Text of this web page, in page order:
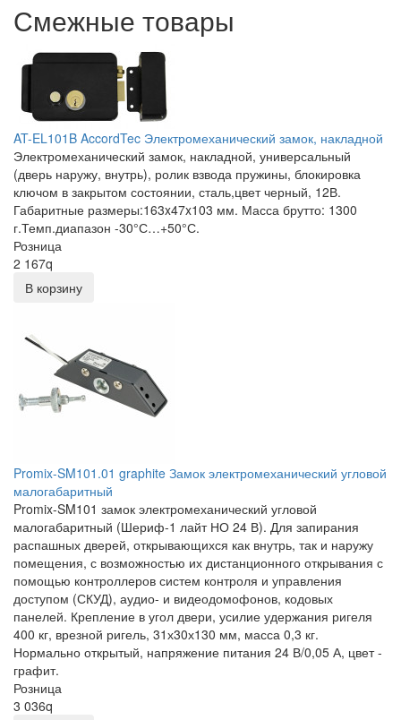
Смежные товары
AT-EL101B AccordTec Электромеханический замок, накладной
Электромеханический замок, накладной, универсальный
(дверь наружу, внутрь), ролик взвода пружины, блокировка
ключом в закрытом состоянии, сталь,цвет черный, 12В.
Габаритные размеры:163x47x103 мм. Масса брутто: 1300
г.Темп.диапазон -30°С…+50°С.
Розница
2 167q
В корзину
Promix-SM101.01 graphite Замок электромеханический угловой
малогабаритный
Promix-SM101 замок электромеханический угловой
малогабаритный (Шериф-1 лайт НО 24 В). Для запирания
распашных дверей, открывающихся как внутрь, так и наружу
помещения, с возможностью их дистанционного открывания с
помощью контроллеров систем контроля и управления
доступом (СКУД), аудио- и видеодомофонов, кодовых
панелей. Крепление в угол двери, усилие удержания ригеля
400 кг, врезной ригель, 31х30х130 мм, масса 0,3 кг.
Нормально открытый, напряжение питания 24 В/0,05 А, цвет -
графит.
Розница
3 036q